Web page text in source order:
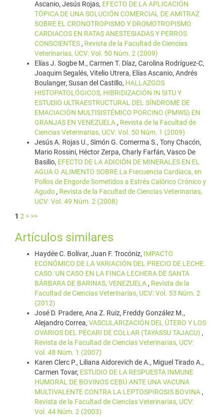
Ascanio, Jesús Rojas, EFECTO DE LA APLICACIÓN
TÓPICA DE UNA SOLUCIÓN COMERCIAL DE AMITRAZ
SOBRE EL CRONOTROPISMO Y DROMOTROPISMO
CARDIACOS EN RATAS ANESTESIADAS Y PERROS
CONSCIENTES , Revista de la Facultad de Ciencias
Veterinarias, UCV: Vol. 50 Núm. 2 (2009)
Elías J. Sogbe M., Carmen T. Díaz, Carolina Rodríguez-C,
Joaquim Segalés, Vitelio Utrera, Elías Ascanio, Andrés
Boulanger, Susan del Castillo, HALLAZGOS
HISTOPATOLÓGICOS, HIBRIDIZACIÓN IN SITU Y
ESTUDIO ULTRAESTRUCTURAL DEL SÍNDROME DE
EMACIACIÓN MULTISISTÉMICO PORCINO (PMWS) EN
GRANJAS EN VENEZUELA , Revista de la Facultad de
Ciencias Veterinarias, UCV: Vol. 50 Núm. 1 (2009)
Jesús A. Rojas U., Simón G. Comerma S., Tony Chacón,
Mario Rossini, Héctor Zerpa, Charly Farfán, Vasco De
Basilio, EFECTO DE LA ADICIÓN DE MINERALES EN EL
AGUA O ALIMENTO SOBRE La Frecuencia Cardiaca, en
Pollos de Engorde Sometidos a Estrés Calórico Crónico y
Agudo , Revista de la Facultad de Ciencias Veterinarias,
UCV: Vol. 49 Núm. 2 (2008)
1 2 > >>
Artículos similares
Haydée C. Bolívar, Juan F. Trocóniz, IMPACTO
ECONÓMICO DE LA VARIACIÓN DEL PRECIO DE LECHE.
CASO: UN CASO EN LA FINCA LECHERA DE SANTA
BÁRBARA DE BARINAS, VENEZUELA , Revista de la
Facultad de Ciencias Veterinarias, UCV: Vol. 53 Núm. 2
(2012)
José D. Pradere, Ana Z. Ruiz, Freddy González M.,
Alejandro Correa, VASCULARIZACIÓN DEL ÚTERO Y LOS
OVARIOS DEL PÉCARI DE COLLAR (TAYASSU TAJACU) ,
Revista de la Facultad de Ciencias Veterinarias, UCV:
Vol. 48 Núm. 1 (2007)
Karen Clerc P., Liliana Aidorevich de A., Miguel Tirado A.,
Carmen Tovar, ESTUDIO DE LA RESPUESTA INMUNE
HUMORAL DE BOVINOS CEBÚ ANTE UNA VACUNA
MULTIVALENTE CONTRA LA LEPTOSPIROSIS BOVINA ,
Revista de la Facultad de Ciencias Veterinarias, UCV:
Vol. 44 Núm. 2 (2003)